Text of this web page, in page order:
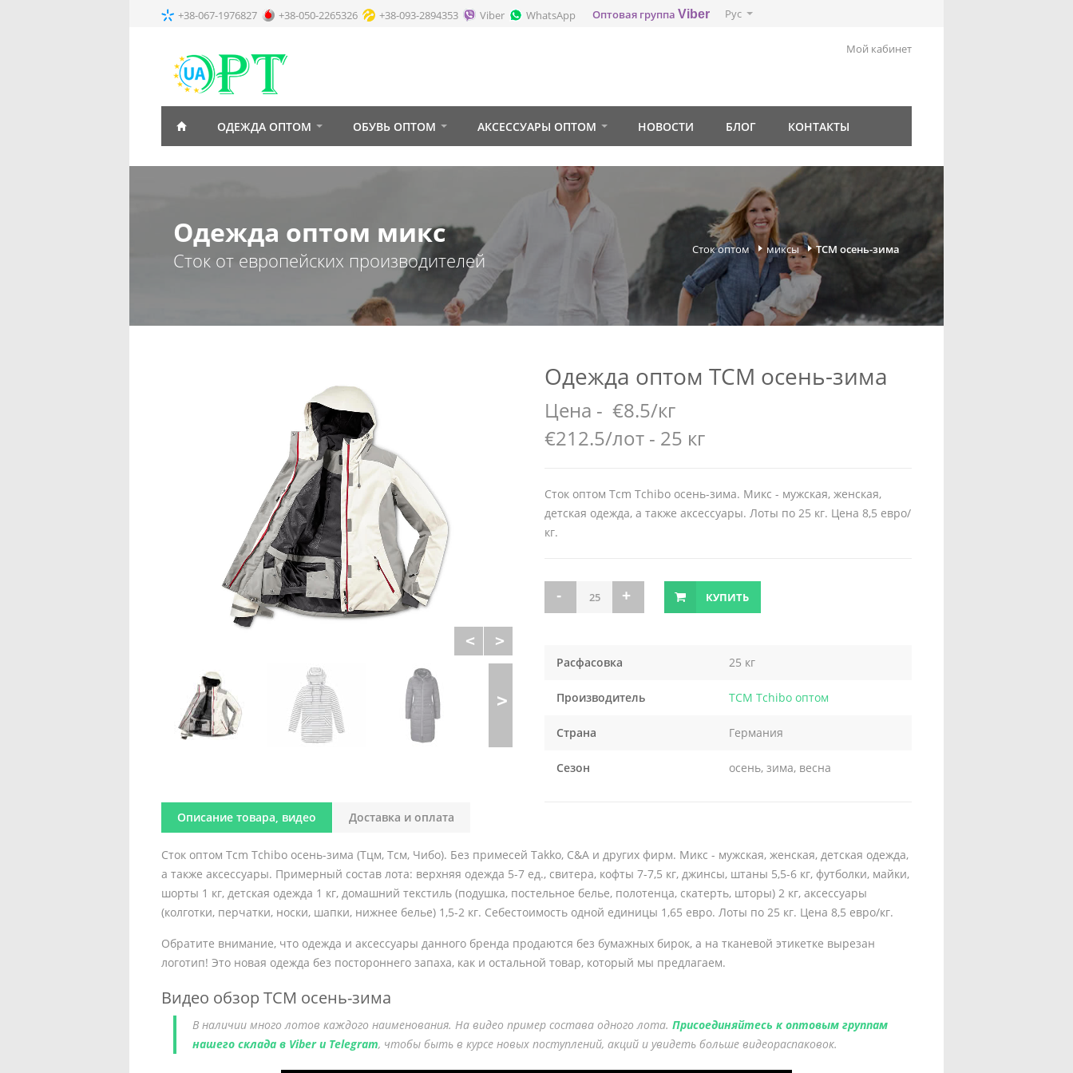
Одежда оптом TCM осень-зима
Цена - €8.5/кг
€212.5/лот - 25 кг
Сток оптом Тcm Tchibo осень-зима. Микс - мужская, женская,
детская одежда, а также аксессуары. Лоты по 25 кг. Цена 8,5 евро/
кг.
КУПИТЬ
Расфасовка 25 кг
Производитель TCM Tchibo оптом
Страна Германия
Сезон осень, зима, весна
Описание товара, видео Доставка и оплата
Сток оптом Тcm Tchibo осень-зима (Тцм, Тсм, Чибо). Без примесей Takko, C&A и других фирм. Микс - мужская, женская, детская одежда,
а также аксессуары. Примерный состав лота: верхняя одежда 5-7 ед., свитера, кофты 7-7,5 кг, джинсы, штаны 5,5-6 кг, футболки, майки,
шорты 1 кг, детская одежда 1 кг, домашний текстиль (подушка, постельное белье, полотенца, скатерть, шторы) 2 кг, аксессуары
(колготки, перчатки, носки, шапки, нижнее белье) 1,5-2 кг. Себестоимость одной единицы 1,65 евро. Лоты по 25 кг. Цена 8,5 евро/кг.
Обратите внимание, что одежда и аксессуары данного бренда продаются без бумажных бирок, а на тканевой этикетке вырезан
логотип! Это новая одежда без постороннего запаха, как и остальной товар, который мы предлагаем.
Видео обзор TCM осень-зима
В наличии много лотов каждого наименования. На видео пример состава одного лота. Присоединяйтесь к оптовым группам
нашего склада в Viber и Telegram, чтобы быть в курсе новых поступлений, акций и увидеть больше видеораспаковок.
+38-067-1976827 +38-050-2265326 +38-093-2894353 Viber WhatsApp Оптовая группа Viber Рус
Мой кабинет
ОДЕЖДА ОПТОМ ОБУВЬ ОПТОМ АКСЕССУАРЫ ОПТОМ НОВОСТИ БЛОГ КОНТАКТЫ
Одежда оптом микс
Сток от европейских производителей Сток оптом миксы TCM осень-зима